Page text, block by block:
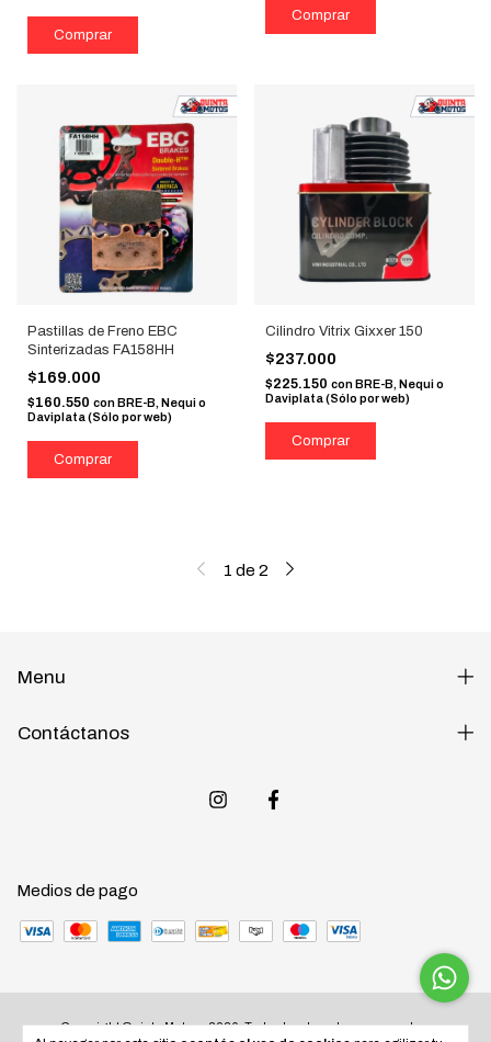
Pastillas de Freno EBC
Sinterizadas FA158HH
$169.000
$160.550 con BRE-B, Nequi o
Daviplata (Sólo por web)
Cilindro Vitrix Gixxer 150
$237.000
$225.150 con BRE-B, Nequi o
Daviplata (Sólo por web)
1 de 2
Menu
Contáctanos
Medios de pago
Copyright Quinta Motos - 2026. Todos los derechos reservados.